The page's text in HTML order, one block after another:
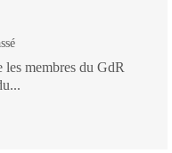
les membres du GdR